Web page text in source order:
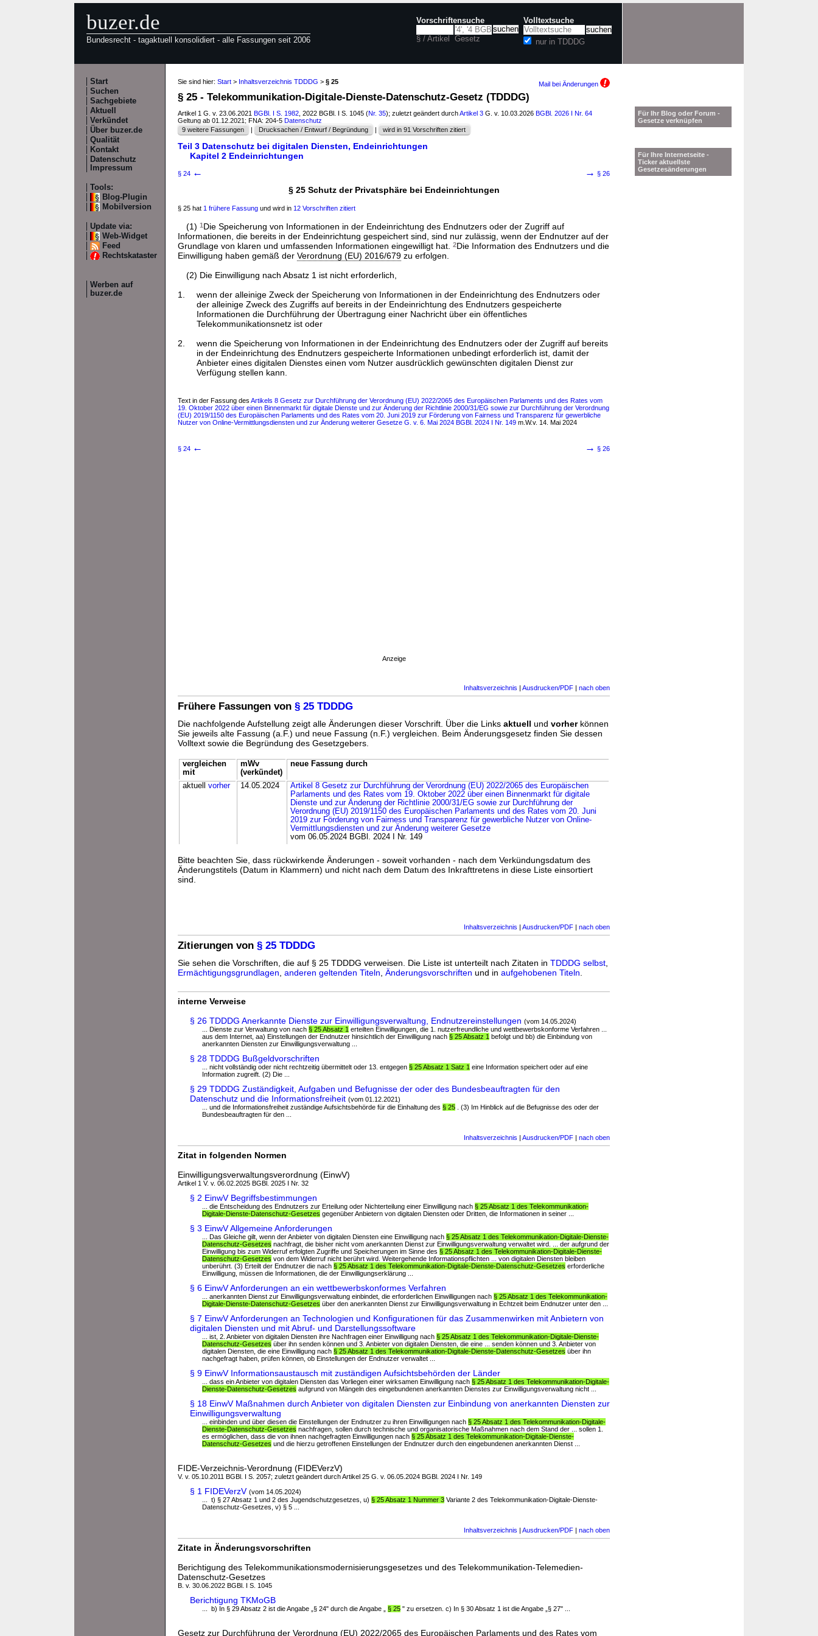
buzer.de
Bundesrecht - tagaktuell konsolidiert - alle Fassungen seit 2006
Vorschriftensuche
§ / Artikel Gesetz
Volltextsuche
nur in TDDDG
Start
Suchen
Sachgebiete
Aktuell
Verkündet
Über buzer.de
Qualität
Kontakt
Datenschutz
Impressum
Tools:
Blog-Plugin
Mobilversion
Update via:
Web-Widget
Feed
Rechtskataster
Werben auf
buzer.de
Sie sind hier: Start > Inhaltsverzeichnis TDDDG > § 25 Mail bei Änderungen
§ 25 - Telekommunikation-Digitale-Dienste-Datenschutz-Gesetz (TDDDG)
Artikel 1 G. v. 23.06.2021 BGBl. I S. 1982 , 2022 BGBl. I S. 1045 (Nr. 35); zuletzt geändert durchArtikel 3 G. v. 10.03.2026 BGBl. 2026 I Nr. 64
Geltung ab 01.12.2021; FNA: 204-5 Datenschutz
9 weitere Fassungen
| Drucksachen / Entwurf / Begründung | wird in 91 Vorschriften zitiert
Teil 3 Datenschutz bei digitalen Diensten, Endeinrichtungen
Kapitel 2 Endeinrichtungen
§ 24 ← → § 26
§ 25 Schutz der Privatsphäre bei Endeinrichtungen
§ 25 hat 1 frühere Fassung und wird in 12 Vorschriften zitiert
(1) 1Die Speicherung von Informationen in der Endeinrichtung des Endnutzers oder der Zugriff auf
Informationen, die bereits in der Endeinrichtung gespeichert sind, sind nur zulässig, wenn der Endnutzer auf der
Grundlage von klaren und umfassenden Informationen eingewilligt hat.
2Die Information des Endnutzers und die
Einwilligung haben gemäß der Verordnung (EU) 2016/679 zu erfolgen.
(2) Die Einwilligung nach Absatz 1 ist nicht erforderlich,
1.
wenn der alleinige Zweck der Speicherung von Informationen in der Endeinrichtung des Endnutzers oder
der alleinige Zweck des Zugriffs auf bereits in der Endeinrichtung des Endnutzers gespeicherte
Informationen die Durchführung der Übertragung einer Nachricht über ein öffentliches
Telekommunikationsnetz ist oder
2.
wenn die Speicherung von Informationen in der Endeinrichtung des Endnutzers oder der Zugriff auf bereits
in der Endeinrichtung des Endnutzers gespeicherte Informationen unbedingt erforderlich ist, damit der
Anbieter eines digitalen Dienstes einen vom Nutzer ausdrücklich gewünschten digitalen Dienst zur
Verfügung stellen kann.
Text in der Fassung des Artikels 8 Gesetz zur Durchführung der Verordnung (EU) 2022/2065 des Europäischen Parlaments und des Rates vom
19. Oktober 2022 über einen Binnenmarkt für digitale Dienste und zur Änderung der Richtlinie 2000/31/EG sowie zur Durchführung der Verordnung
(EU) 2019/1150 des Europäischen Parlaments und des Rates vom 20. Juni 2019 zur Förderung von Fairness und Transparenz für gewerbliche
Nutzer von Online-Vermittlungsdiensten und zur Änderung weiterer Gesetze G. v. 6. Mai 2024 BGBl. 2024 I Nr. 149 m.W.v. 14. Mai 2024
§ 24 ← → § 26
Anzeige
Inhaltsverzeichnis | Ausdrucken/PDF | nach oben
Frühere Fassungen von § 25 TDDDG
Die nachfolgende Aufstellung zeigt alle Änderungen dieser Vorschrift. Über die Links aktuell und vorherkönnen
Sie jeweils alte Fassung (a.F.) und neue Fassung (n.F.) vergleichen. Beim Änderungsgesetz finden Sie dessen
Volltext sowie die Begründung des Gesetzgebers.
vergleichen
mit
mWv
(verkündet)
neue Fassung durch
aktuell vorher 14.05.2024
Artikel 8 Gesetz zur Durchführung der Verordnung (EU) 2022/2065 des Europäischen
Parlaments und des Rates vom 19. Oktober 2022 über einen Binnenmarkt für digitale
Dienste und zur Änderung der Richtlinie 2000/31/EG sowie zur Durchführung der
Verordnung (EU) 2019/1150 des Europäischen Parlaments und des Rates vom 20. Juni
2019 zur Förderung von Fairness und Transparenz für gewerbliche Nutzer von Online-
Vermittlungsdiensten und zur Änderung weiterer Gesetze
vom 06.05.2024 BGBl. 2024 I Nr. 149
Bitte beachten Sie, dass rückwirkende Änderungen - soweit vorhanden - nach dem Verkündungsdatum des
Änderungstitels (Datum in Klammern) und nicht nach dem Datum des Inkrafttretens in diese Liste einsortiert
sind.
Inhaltsverzeichnis | Ausdrucken/PDF | nach oben
Zitierungen von § 25 TDDDG
Sie sehen die Vorschriften, die auf § 25 TDDDG verweisen. Die Liste ist unterteilt nach Zitaten in TDDDG selbst
Ermächtigungsgrundlagen anderen geltenden Titeln Änderungsvorschriften und in aufgehobenen Titeln
interne Verweise
§ 26 TDDDG Anerkannte Dienste zur Einwilligungsverwaltung, Endnutzereinstellungen (vom 14.05.2024)
... Dienste zur Verwaltung von nach § 25 Absatz 1 erteilten Einwilligungen, die 1. nutzerfreundliche und wettbewerbskonforme Verfahren ...
aus dem Internet, aa) Einstellungen der Endnutzer hinsichtlich der Einwilligung nach § 25 Absatz 1 befolgt und bb) die Einbindung von
anerkannten Diensten zur Einwilligungsverwaltung ...
§ 28 TDDDG Bußgeldvorschriften
... nicht vollständig oder nicht rechtzeitig übermittelt oder 13. entgegen § 25 Absatz 1 Satz 1 eine Information speichert oder auf eine
Information zugreift. (2) Die ...
§ 29 TDDDG Zuständigkeit, Aufgaben und Befugnisse der oder des Bundesbeauftragten für den
Datenschutz und die Informationsfreiheit (vom 01.12.2021)
... und die Informationsfreiheit zuständige Aufsichtsbehörde für die Einhaltung des § 25 . (3) Im Hinblick auf die Befugnisse des oder der
Bundesbeauftragten für den ...
Inhaltsverzeichnis | Ausdrucken/PDF | nach oben
Zitat in folgenden Normen
Einwilligungsverwaltungsverordnung (EinwV)
Artikel 1 V. v. 06.02.2025 BGBl. 2025 I Nr. 32
§ 2 EinwV Begriffsbestimmungen
... die Entscheidung des Endnutzers zur Erteilung oder Nichterteilung einer Einwilligung nach § 25 Absatz 1 des Telekommunikation-
Digitale-Dienste-Datenschutz-Gesetzes gegenüber Anbietern von digitalen Diensten oder Dritten, die Informationen in seiner ...
§ 3 EinwV Allgemeine Anforderungen
... Das Gleiche gilt, wenn der Anbieter von digitalen Diensten eine Einwilligung nach § 25 Absatz 1 des Telekommunikation-Digitale-Dienste-
Datenschutz-Gesetzes nachfragt, die bisher nicht vom anerkannten Dienst zur Einwilligungsverwaltung verwaltet wird. ... der aufgrund der
Einwilligung bis zum Widerruf erfolgten Zugriffe und Speicherungen im Sinne des § 25 Absatz 1 des Telekommunikation-Digitale-Dienste-
Datenschutz-Gesetzes von dem Widerruf nicht berührt wird. Weitergehende Informationspflichten ... von digitalen Diensten bleiben
unberührt. (3) Erteilt der Endnutzer die nach § 25 Absatz 1 des Telekommunikation-Digitale-Dienste-Datenschutz-Gesetzes erforderliche
Einwilligung, müssen die Informationen, die der Einwilligungserklärung ...
§ 6 EinwV Anforderungen an ein wettbewerbskonformes Verfahren
... anerkannten Dienst zur Einwilligungsverwaltung einbindet, die erforderlichen Einwilligungen nach § 25 Absatz 1 des Telekommunikation-
Digitale-Dienste-Datenschutz-Gesetzes über den anerkannten Dienst zur Einwilligungsverwaltung in Echtzeit beim Endnutzer unter den ...
§ 7 EinwV Anforderungen an Technologien und Konfigurationen für das Zusammenwirken mit Anbietern von
digitalen Diensten und mit Abruf- und Darstellungssoftware
... ist, 2. Anbieter von digitalen Diensten ihre Nachfragen einer Einwilligung nach § 25 Absatz 1 des Telekommunikation-Digitale-Dienste-
Datenschutz-Gesetzes über ihn senden können und 3. Anbieter von digitalen Diensten, die eine ... senden können und 3. Anbieter von
digitalen Diensten, die eine Einwilligung nach § 25 Absatz 1 des Telekommunikation-Digitale-Dienste-Datenschutz-Gesetzes über ihn
nachgefragt haben, prüfen können, ob Einstellungen der Endnutzer verwaltet ...
§ 9 EinwV Informationsaustausch mit zuständigen Aufsichtsbehörden der Länder
... dass ein Anbieter von digitalen Diensten das Vorliegen einer wirksamen Einwilligung nach § 25 Absatz 1 des Telekommunikation-Digitale-
Dienste-Datenschutz-Gesetzes aufgrund von Mängeln des eingebundenen anerkannten Dienstes zur Einwilligungsverwaltung nicht ...
§ 18 EinwV Maßnahmen durch Anbieter von digitalen Diensten zur Einbindung von anerkannten Diensten zur
Einwilligungsverwaltung
... einbinden und über diesen die Einstellungen der Endnutzer zu ihren Einwilligungen nach § 25 Absatz 1 des Telekommunikation-Digitale-
Dienste-Datenschutz-Gesetzes nachfragen, sollen durch technische und organisatorische Maßnahmen nach dem Stand der ... sollen 1.
es ermöglichen, dass die von ihnen nachgefragten Einwilligungen nach § 25 Absatz 1 des Telekommunikation-Digitale-Dienste-
Datenschutz-Gesetzes und die hierzu getroffenen Einstellungen der Endnutzer durch den eingebundenen anerkannten Dienst ...
FIDE-Verzeichnis-Verordnung (FIDEVerzV)
V. v. 05.10.2011 BGBl. I S. 2057; zuletzt geändert durch Artikel 25 G. v. 06.05.2024 BGBl. 2024 I Nr. 149
§ 1 FIDEVerzV (vom 14.05.2024)
... t) § 27 Absatz 1 und 2 des Jugendschutzgesetzes, u) § 25 Absatz 1 Nummer 3 Variante 2 des Telekommunikation-Digitale-Dienste-
Datenschutz-Gesetzes, v) § 5 ...
Inhaltsverzeichnis | Ausdrucken/PDF | nach oben
Zitate in Änderungsvorschriften
Berichtigung des Telekommunikationsmodernisierungsgesetzes und des Telekommunikation-Telemedien-
Datenschutz-Gesetzes
B. v. 30.06.2022 BGBl. I S. 1045
Berichtigung TKMoGB
... b) In § 29 Absatz 2 ist die Angabe „§ 24" durch die Angabe „ § 25 " zu ersetzen. c) In § 30 Absatz 1 ist die Angabe „§ 27" ...
Gesetz zur Durchführung der Verordnung (EU) 2022/2065 des Europäischen Parlaments und des Rates vom
Für Ihr Blog oder Forum -
Gesetze verknüpfen
Für Ihre Internetseite -
Ticker aktuellste
Gesetzesänderungen